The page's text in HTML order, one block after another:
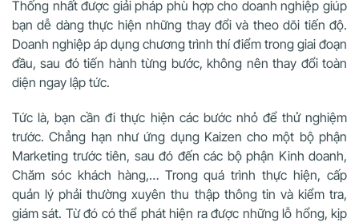
Thống nhất được giải pháp phù hợp cho doanh nghiệp giúp
bạn dễ dàng thực hiện những thay đổi và theo dõi tiến độ.
Doanh nghiệp áp dụng chương trình thí điểm trong giai đoạn
đầu, sau đó tiến hành từng bước, không nên thay đổi toàn
diện ngay lập tức.
Tức là, bạn cần đi thực hiện các bước nhỏ để thử nghiệm
trước. Chẳng hạn như ứng dụng Kaizen cho một bộ phận
Marketing trước tiên, sau đó đến các bộ phận Kinh doanh,
Chăm sóc khách hàng,… Trong quá trình thực hiện, cấp
quản lý phải thường xuyên thu thập thông tin và kiểm tra,
giám sát. Từ đó có thể phát hiện ra được những lỗ hổng, kịp